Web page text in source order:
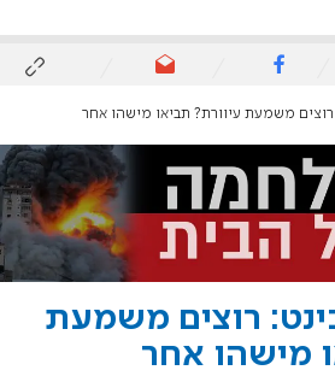
משמעת עיוורת? תביאו מישהו אחר
רוצים משמעת
מישהו אחר